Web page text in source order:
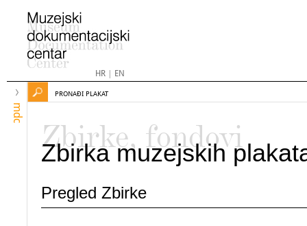
HR| EN
mdc
PRONAĐI PLAKAT
Zbirke, fondovi
Zbirka muzejskih
Pregled Zbirke